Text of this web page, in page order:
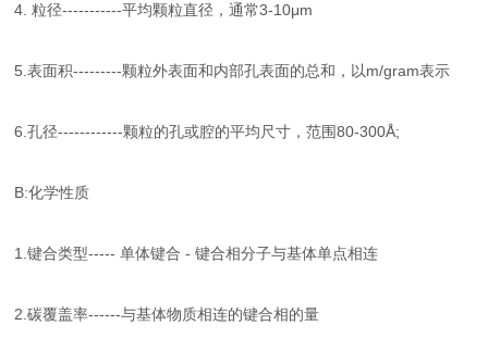
4. 粒径-----------平均颗粒直径，通常3-10μm
5.表面积---------颗粒外表面和内部孔表面的总和，以m/gram表示
6.孔径------------颗粒的孔或腔的平均尺寸，范围80-300Å;
B:化学性质
1.键合类型----- 单体键合 - 键合相分子与基体单点相连
2.碳覆盖率------与基体物质相连的键合相的量